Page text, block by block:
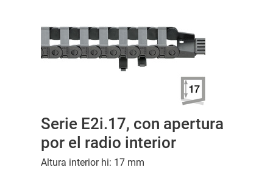
Serie E2i.17, con apertura
por el radio interior
Altura interior hi: 17 mm